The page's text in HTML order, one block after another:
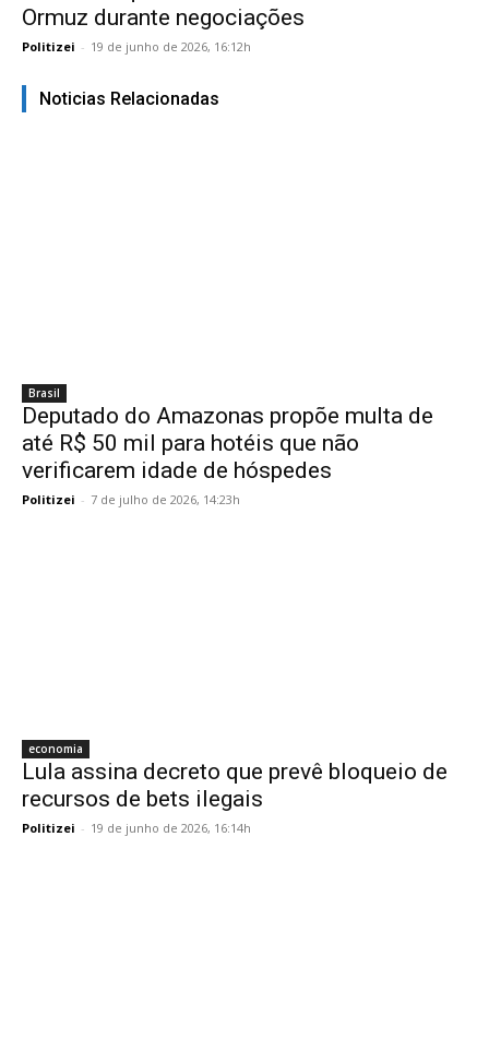
Ormuz durante negociações
Politizei - 19 de junho de 2026, 16:12h
Noticias Relacionadas
Brasil
Deputado do Amazonas propõe multa de
até R$ 50 mil para hotéis que não
verificarem idade de hóspedes
Politizei - 7 de julho de 2026, 14:23h
economia
Lula assina decreto que prevê bloqueio de
recursos de bets ilegais
Politizei - 19 de junho de 2026, 16:14h